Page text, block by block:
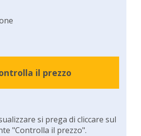
il prezzo
si prega di cliccare sul
"Controlla il prezzo".